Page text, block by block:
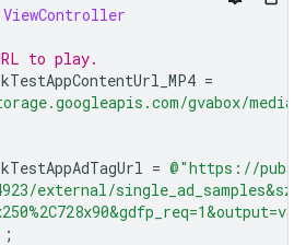
ViewController
to play.
kTestAppContentUrl_MP4 =
gvabox/media/
kTestAppAdTagUrl = @"https://
external/
;